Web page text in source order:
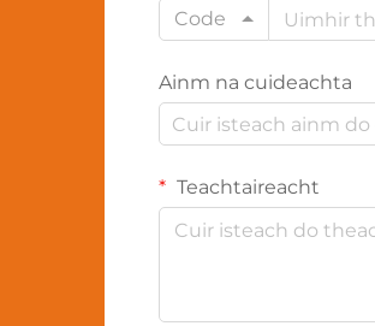
Code
Ainm na cuideachta
Teachtaireacht